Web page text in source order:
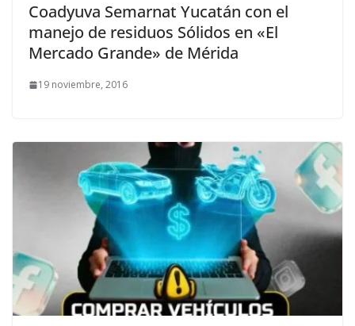
Coadyuva Semarnat Yucatán con el
manejo de residuos Sólidos en «El
Mercado Grande» de Mérida
19 noviembre, 2016